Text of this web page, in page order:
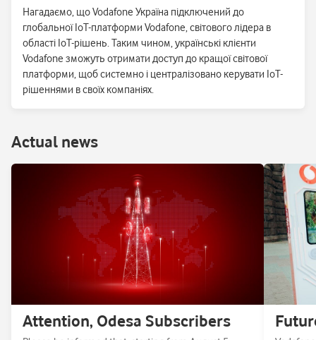
Нагадаємо, що Vodafone Україна підключений до
глобальної IoT-платформи Vodafone, світового лідера в
області IoT-рішень. Таким чином, українські клієнти
Vodafone зможуть отримати доступ до кращої світової
платформи, щоб системно і централізовано керувати IoT-
рішеннями в своїх компаніях.
Аctual news
Attention, Odesa Subscribers